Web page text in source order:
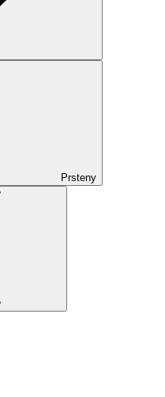
Prsteny